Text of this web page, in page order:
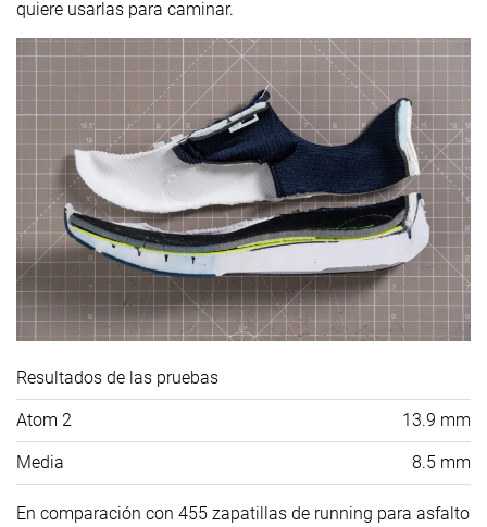
quiere usarlas para caminar.
Resultados de las pruebas
Atom 2 13.9 mm
Media 8.5 mm
En comparación con 455 zapatillas de running para asfalto